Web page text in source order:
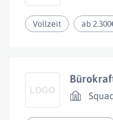
Vollzeit ab